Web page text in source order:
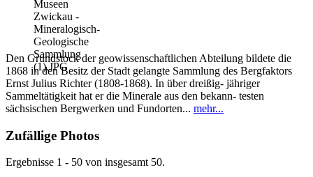
Den Grundstock der geowissenschaftlichen Abteilung bildete die
1868 in den Besitz der Stadt gelangte Sammlung des Bergfaktors
Ernst Julius Richter (1808-1868). In über dreißig- jähriger
Sammeltätigkeit hat er die Minerale aus den bekann- testen
sächsischen Bergwerken und Fundorten... mehr...
Zufällige Photos
Ergebnisse 1 - 50 von insgesamt 50.